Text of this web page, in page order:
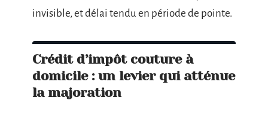
invisible, et délai tendu en période de pointe.
Crédit d’impôt couture à
domicile : un levier qui atténue
la majoration